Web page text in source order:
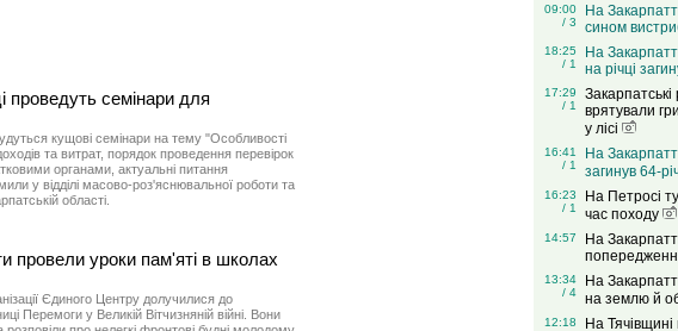
проведуть семінари для
кущові семінари на тему "Особливості
та витрат, порядок проведення перевірок
органами, актуальні питання
у відділі масово-роз'яснювальної роботи та
області.
провели уроки пам'яті в школах
Єдиного Центру долучилися до
Перемоги у Великій Вітчизняній війні. Вони
09:00
/ 3
На
сином
18:25
/ 1
На
на річці
17:29
/ 1
врятували
у лісі
16:41
/ 1
На
загинув 64-
16:23
/ 1
На Петросі
час походу
14:57
На
13:34
/ 4
На
на землю й
12:18
На